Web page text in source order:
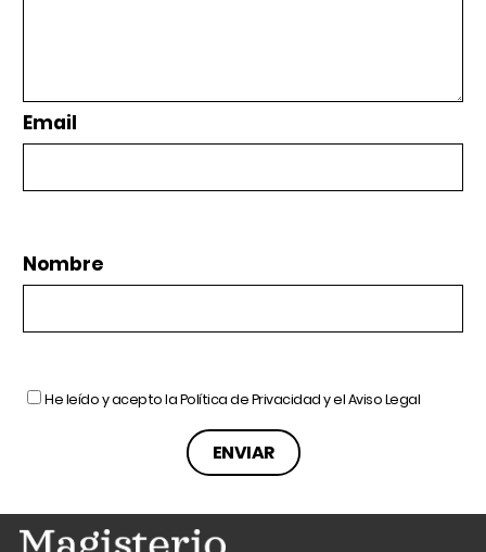
Email
Nombre
He leído y acepto laPolítica de Privacidady elAviso Legal